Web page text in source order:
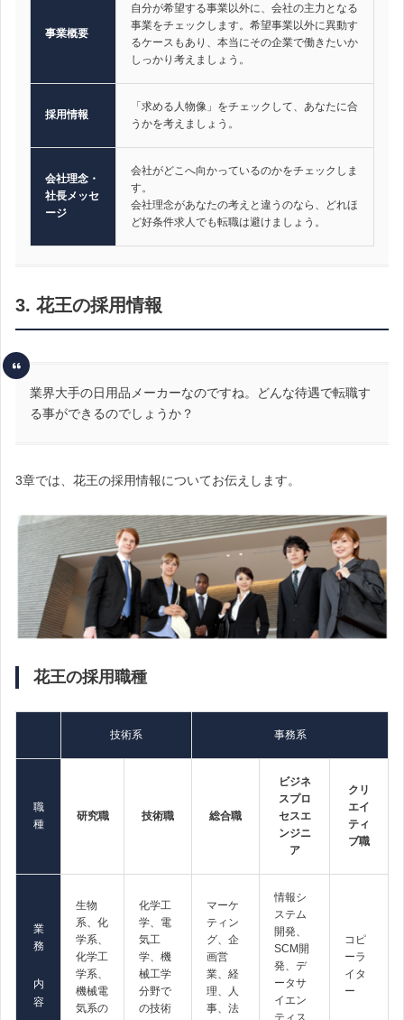
事業概要
自分が希望する事業以外に、会社の主力となる
事業をチェックします。希望事業以外に異動す
るケースもあり、本当にその企業で働きたいか
しっかり考えましょう。
採用情報
「求める人物像」をチェックして、あなたに合
うかを考えましょう。
会社理念・
社長メッセ
ージ
会社がどこへ向かっているのかをチェックしま
す。
会社理念があなたの考えと違うのなら、どれほ
ど好条件求人でも転職は避けましょう。
3. 花王の採用情報
業界大手の日用品メーカーなのですね。どんな待遇で転職す
る事ができるのでしょうか？
3章では、花王の採用情報についてお伝えします。
花王の採用職種
技術系 事務系
職
種
研究職 技術職 総合職
ビジネ
スプロ
セスエ
ンジニ
ア
クリ
エイ
ティ
ブ職
業
務
内
容
生物
系、化
学系、
化学工
学系、
機械電
気系の
化学工
学、電
気工
学、機
械工学
分野で
の技術
マーケ
ティン
グ、企
画営
業、経
理、人
事、法
情報シ
ステム
開発、
SCM開
発、デ
ータサ
イエン
ティス
コピ
ーラ
イタ
ー